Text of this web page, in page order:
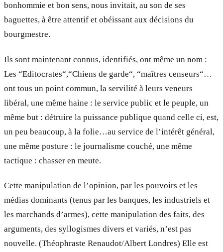
bonhommie et bon sens, nous invitait, au son de ses
baguettes, à être attentif et obéissant aux décisions du
bourgmestre.
Ils sont maintenant connus, identifiés, ont même un nom :
Les “Editocrates“,“Chiens de garde“, “maîtres censeurs“…
ont tous un point commun, la servilité à leurs veneurs
libéral, une même haine : le service public et le peuple, un
même but : détruire la puissance publique quand celle ci, est,
un peu beaucoup, à la folie…au service de l’intérêt général,
une même posture : le journalisme couché, une même
tactique : chasser en meute.
Cette manipulation de l’opinion, par les pouvoirs et les
médias dominants (tenus par les banques, les industriels et
les marchands d’armes), cette manipulation des faits, des
arguments, des syllogismes divers et variés, n’est pas
nouvelle. (Théophraste Renaudot/Albert Londres) Elle est